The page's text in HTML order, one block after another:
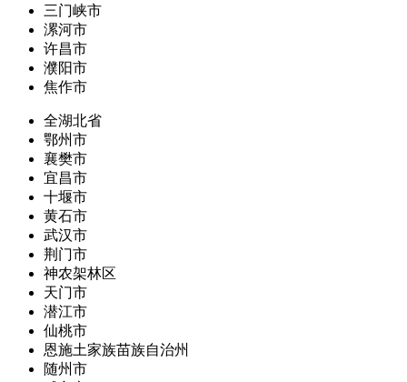
三门峡市
漯河市
许昌市
濮阳市
焦作市
全湖北省
鄂州市
襄樊市
宜昌市
十堰市
黄石市
武汉市
荆门市
神农架林区
天门市
潜江市
仙桃市
恩施土家族苗族自治州
随州市